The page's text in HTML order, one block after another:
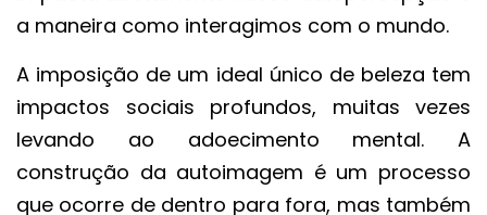
a maneira como interagimos com o mundo.
A imposição de um ideal único de beleza tem
impactos sociais profundos, muitas vezes
levando ao adoecimento mental. A
construção da autoimagem é um processo
que ocorre de dentro para fora, mas também